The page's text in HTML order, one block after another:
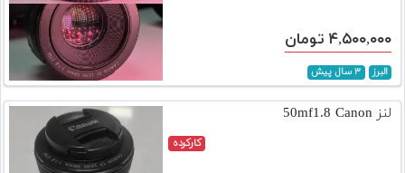
۴,۵۰۰,۰۰۰ تومان
البرز ۳ سال پیش
لنز 50mf1.8 Canon
کارکرده